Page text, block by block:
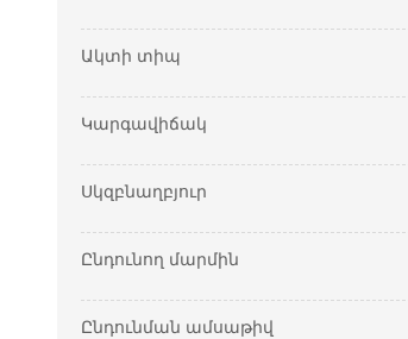
Ակտի տիպ
Կարգավիճակ
Սկզբնաղբյուր
Ընդունող մարմին
Ընդունման ամսաթիվ